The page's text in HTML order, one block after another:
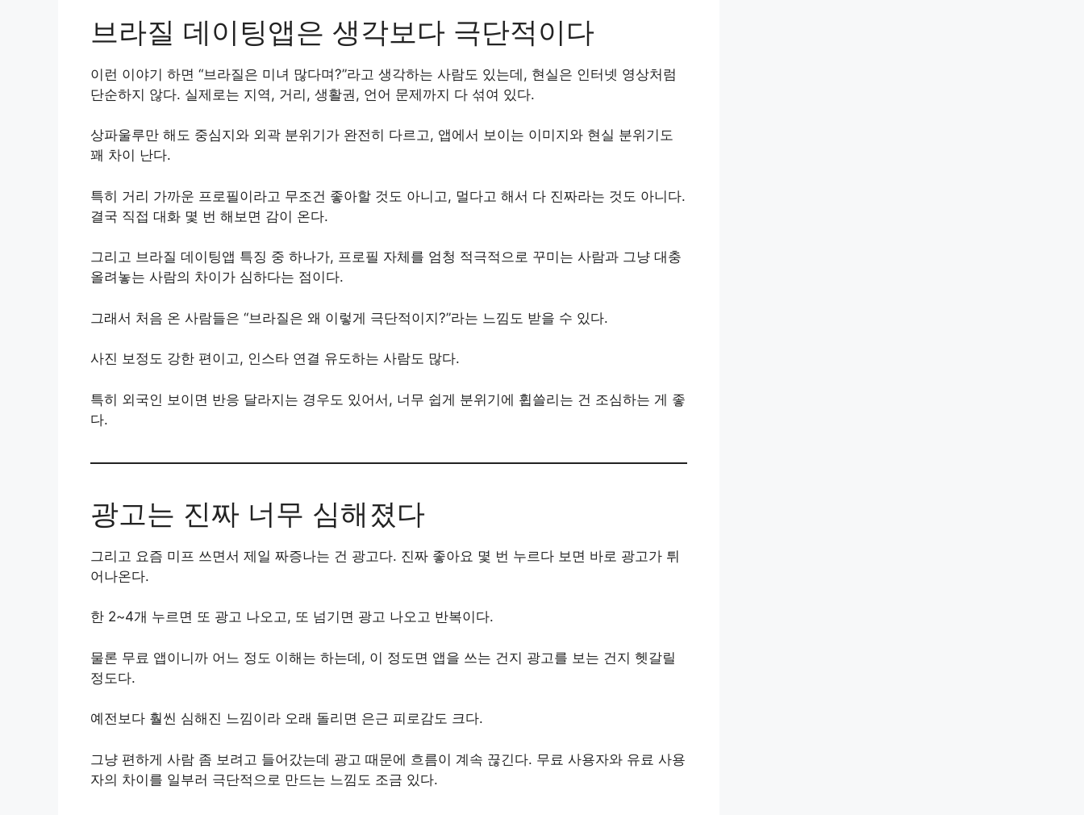
브라질 데이팅앱은 생각보다 극단적이다
이런 이야기 하면 “브라질은 미녀 많다며?”라고 생각하는 사람도 있는데, 현실은 인터넷 영상처럼
단순하지 않다. 실제로는 지역, 거리, 생활권, 언어 문제까지 다 섞여 있다.
상파울루만 해도 중심지와 외곽 분위기가 완전히 다르고, 앱에서 보이는 이미지와 현실 분위기도
꽤 차이 난다.
특히 거리 가까운 프로필이라고 무조건 좋아할 것도 아니고, 멀다고 해서 다 진짜라는 것도 아니다.
결국 직접 대화 몇 번 해보면 감이 온다.
그리고 브라질 데이팅앱 특징 중 하나가, 프로필 자체를 엄청 적극적으로 꾸미는 사람과 그냥 대충
올려놓는 사람의 차이가 심하다는 점이다.
그래서 처음 온 사람들은 “브라질은 왜 이렇게 극단적이지?”라는 느낌도 받을 수 있다.
사진 보정도 강한 편이고, 인스타 연결 유도하는 사람도 많다.
특히 외국인 보이면 반응 달라지는 경우도 있어서, 너무 쉽게 분위기에 휩쓸리는 건 조심하는 게 좋
다.
광고는 진짜 너무 심해졌다
그리고 요즘 미프 쓰면서 제일 짜증나는 건 광고다. 진짜 좋아요 몇 번 누르다 보면 바로 광고가 튀
어나온다.
한 2~4개 누르면 또 광고 나오고, 또 넘기면 광고 나오고 반복이다.
물론 무료 앱이니까 어느 정도 이해는 하는데, 이 정도면 앱을 쓰는 건지 광고를 보는 건지 헷갈릴
정도다.
예전보다 훨씬 심해진 느낌이라 오래 돌리면 은근 피로감도 크다.
그냥 편하게 사람 좀 보려고 들어갔는데 광고 때문에 흐름이 계속 끊긴다. 무료 사용자와 유료 사용
자의 차이를 일부러 극단적으로 만드는 느낌도 조금 있다.